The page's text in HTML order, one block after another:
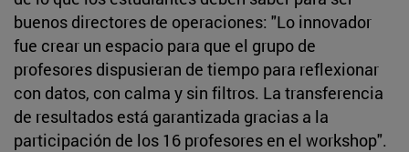
buenos directores de operaciones: "Lo innovador
fue crear un espacio para que el grupo de
profesores dispusieran de tiempo para reflexionar
con datos, con calma y sin filtros. La transferencia
de resultados está garantizada gracias a la
participación de los 16 profesores en el workshop".